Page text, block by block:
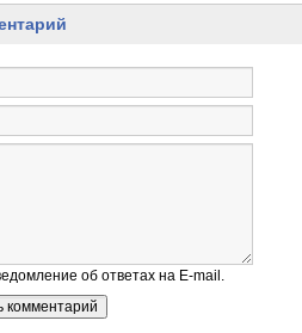
об ответах на E-mail.